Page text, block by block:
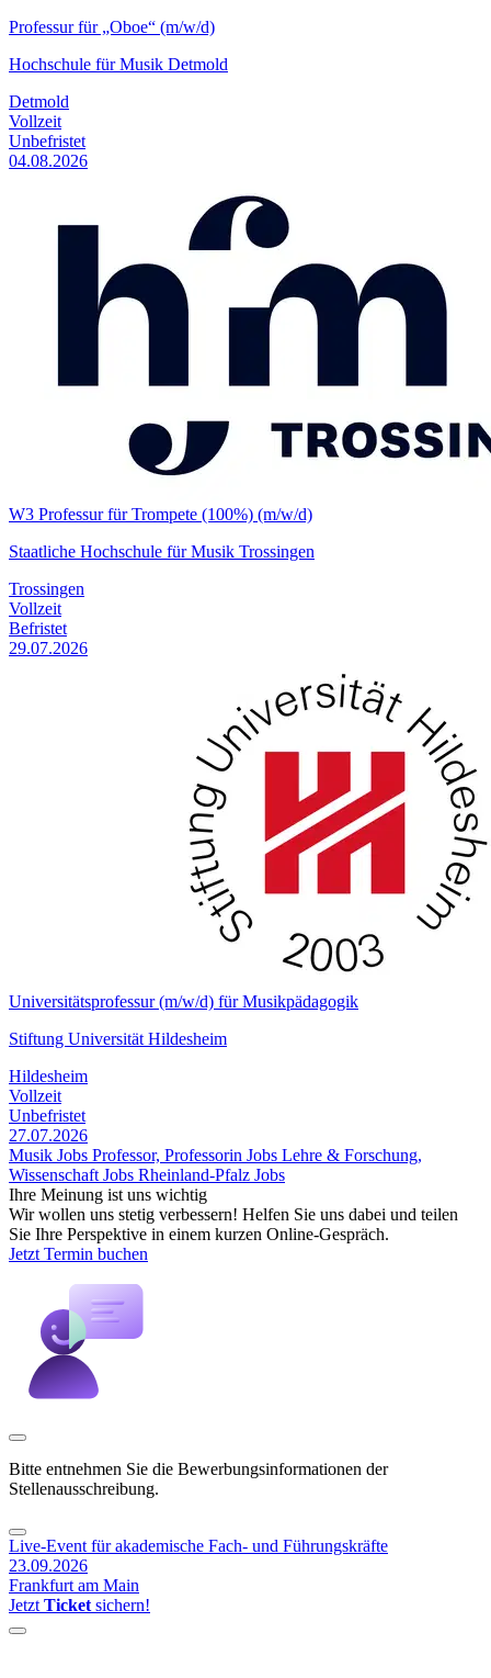
Professur für „Oboe“ (m/w/d)
Hochschule für Musik Detmold
Detmold
Vollzeit
Unbefristet
04.08.2026
W3 Professur für Trompete (100%) (m/w/d)
Staatliche Hochschule für Musik Trossingen
Trossingen
Vollzeit
Befristet
29.07.2026
Universitätsprofessur (m/w/d) für Musikpädagogik
Stiftung Universität Hildesheim
Hildesheim
Vollzeit
Unbefristet
27.07.2026
Musik Jobs Professor, Professorin Jobs Lehre & Forschung,
Wissenschaft Jobs Rheinland-Pfalz Jobs
Ihre Meinung ist uns wichtig
Wir wollen uns stetig verbessern! Helfen Sie uns dabei und teilen
Sie Ihre Perspektive in einem kurzen Online-Gespräch.
Jetzt Termin buchen
Bitte entnehmen Sie die Bewerbungsinformationen der
Stellenausschreibung.
Live-Event für akademische Fach- und Führungskräfte
23.09.2026
Frankfurt am Main
Jetzt Ticket sichern!